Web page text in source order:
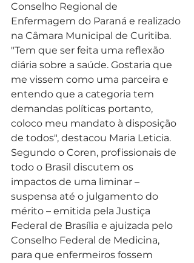
Conselho Regional de
Enfermagem do Paraná e realizado
na Câmara Municipal de Curitiba.
"Tem que ser feita uma reflexão
diária sobre a saúde. Gostaria que
me vissem como uma parceira e
entendo que a categoria tem
demandas políticas portanto,
coloco meu mandato à disposição
de todos", destacou Maria Leticia.
Segundo o Coren, profissionais de
todo o Brasil discutem os
impactos de uma liminar –
suspensa até o julgamento do
mérito – emitida pela Justiça
Federal de Brasília e ajuizada pelo
Conselho Federal de Medicina,
para que enfermeiros fossem